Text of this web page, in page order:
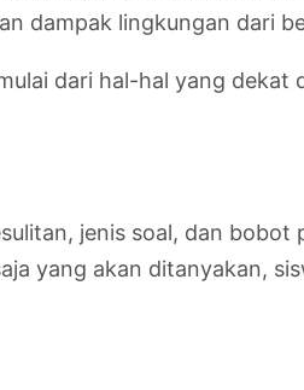
dampak lingkungan dari
dari hal-hal yang dekat
jenis soal, dan bobot
yang akan ditanyakan,